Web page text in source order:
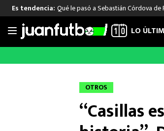
Saltar
Es tendencia: Qué le pasó a Sebastián Córdova de
LIGA MX
FUT
Las Noticias
Selección
Champions
Europa League
LO
OTROS
“Casillas